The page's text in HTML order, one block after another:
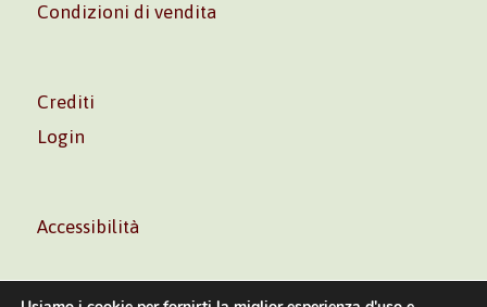
Condizioni di vendita
Crediti
Login
Accessibilità